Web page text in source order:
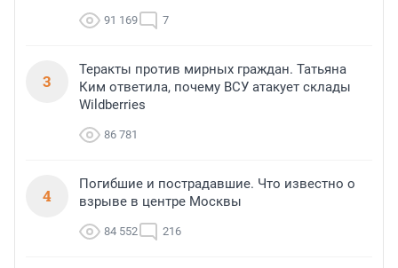
91 169 7
3
Теракты против мирных граждан. Татьяна
Ким ответила, почему ВСУ атакует склады
Wildberries
86 781
4
Погибшие и пострадавшие. Что известно о
взрыве в центре Москвы
84 552 216